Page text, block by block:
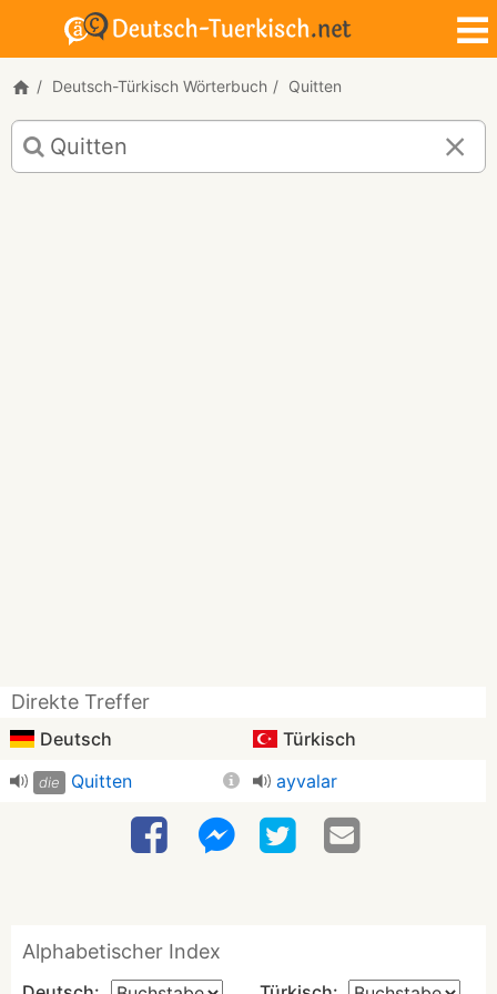
Deutsch-Türkisch Wörterbuch Quitten
Deutsch-
Türkisch
Übersetzung
Direkte Treffer
Deutsch Türkisch
die Quitten ayvalar
Alphabetischer Index